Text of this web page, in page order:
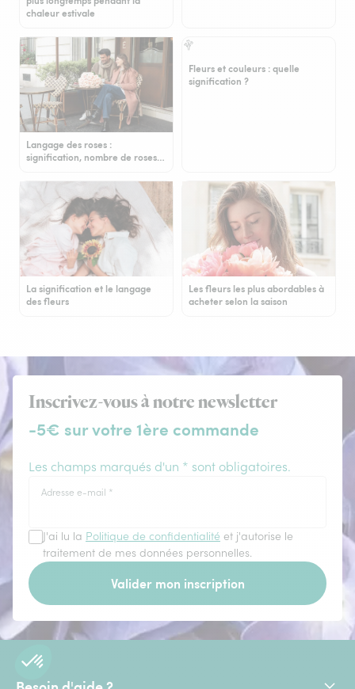
chaleur estivale
Langage des roses :
signification, nombre de roses…
Fleurs et couleurs : quelle
signification ?
La signification et le langage
des fleurs
Les fleurs les plus abordables à
acheter selon la saison
Inscrivez-vous à notre newsletter
-5€ sur votre 1ère commande
Les champs marqués d'un * sont obligatoires.
Adresse e-mail *
J'ai lu la Politique de confidentialité et j'autorise le
traitement de mes données personnelles.
Valider mon inscription